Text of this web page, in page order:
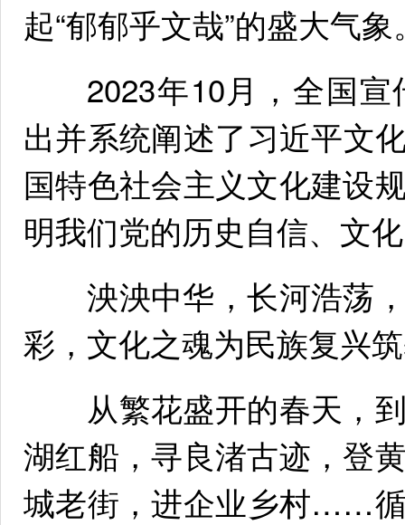
起“郁郁乎文哉”的盛大气象
2023年10月，全国宣
出并系统阐述了习近平
国特色社会主义文化建设
明我们党的历史自信、文
泱泱中华，长河浩荡，
彩，文化之魂为民族复兴
从繁花盛开的春天，到
湖红船，寻良渚古迹，登
城老街，进企业乡村……